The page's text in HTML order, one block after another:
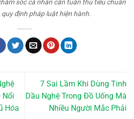
sóc cá nhân cần tuân thủ tiêu chuẩn
định pháp luật hiện hành.
Nổi
Hóa
7 Sai Lầm Khi Dùng Tinh
Dầu Nghệ Trong Đồ Uống Mà
Nhiều Người Mắc Phải